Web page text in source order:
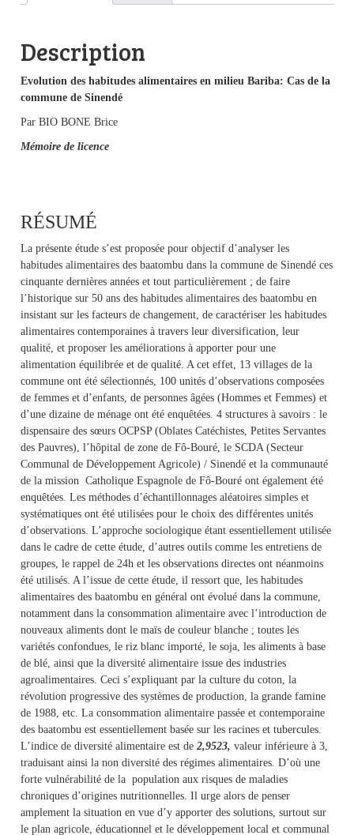
Description
Evolution des habitudes alimentaires en milieu Bariba: Cas de la
commune de Sinendé
Par BIO BONE Brice
Mémoire de licence
RÉSUMÉ
La présente étude s’est proposée pour objectif d’analyser les
habitudes alimentaires des baatombu dans la commune de Sinendé ces
cinquante dernières années et tout particulièrement ; de faire
l’historique sur 50 ans des habitudes alimentaires des baatombu en
insistant sur les facteurs de changement, de caractériser les habitudes
alimentaires contemporaines à travers leur diversification, leur
qualité, et proposer les améliorations à apporter pour une
alimentation équilibrée et de qualité. A cet effet, 13 villages de la
commune ont été sélectionnés, 100 unités d’observations composées
de femmes et d’enfants, de personnes âgées (Hommes et Femmes) et
d’une dizaine de ménage ont été enquêtées. 4 structures à savoirs : le
dispensaire des sœurs OCPSP (Oblates Catéchistes, Petites Servantes
des Pauvres), l’hôpital de zone de Fô-Bouré, le SCDA (Secteur
Communal de Développement Agricole) / Sinendé et la communauté
de la mission Catholique Espagnole de Fô-Bouré ont également été
enquêtées. Les méthodes d’échantillonnages aléatoires simples et
systématiques ont été utilisées pour le choix des différentes unités
d’observations. L’approche sociologique étant essentiellement utilisée
dans le cadre de cette étude, d’autres outils comme les entretiens de
groupes, le rappel de 24h et les observations directes ont néanmoins
été utilisés. A l’issue de cette étude, il ressort que, les habitudes
alimentaires des baatombu en général ont évolué dans la commune,
notamment dans la consommation alimentaire avec l’introduction de
nouveaux aliments dont le maïs de couleur blanche ; toutes les
variétés confondues, le riz blanc importé, le soja, les aliments à base
de blé, ainsi que la diversité alimentaire issue des industries
agroalimentaires. Ceci s’expliquant par la culture du coton, la
révolution progressive des systèmes de production, la grande famine
de 1988, etc. La consommation alimentaire passée et contemporaine
des baatombu est essentiellement basée sur les racines et tubercules.
L’indice de diversité alimentaire est de 2,9523, valeur inférieure à 3,
traduisant ainsi la non diversité des régimes alimentaires. D’où une
forte vulnérabilité de la population aux risques de maladies
chroniques d’origines nutritionnelles. Il urge alors de penser
amplement la situation en vue d’y apporter des solutions, surtout sur
le plan agricole, éducationnel et le développement local et communal